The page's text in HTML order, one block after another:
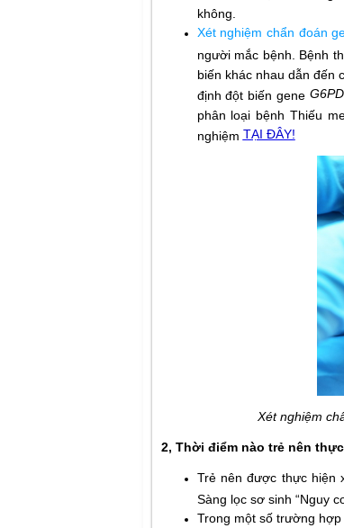
không.
Xét nghiệm chẩn đoán
người mắc bệnh. Bệnh
biến khác nhau dẫn đến
định đột biến geneG6PD
phân loại bệnh Thiếu
nghiệm TẠI ĐÂY!
Xét nghiệm
2, Thời điểm nào trẻ nên
Trẻ nên được thực hiện
Sàng lọc sơ sinh “Nguy
Trong một số trường